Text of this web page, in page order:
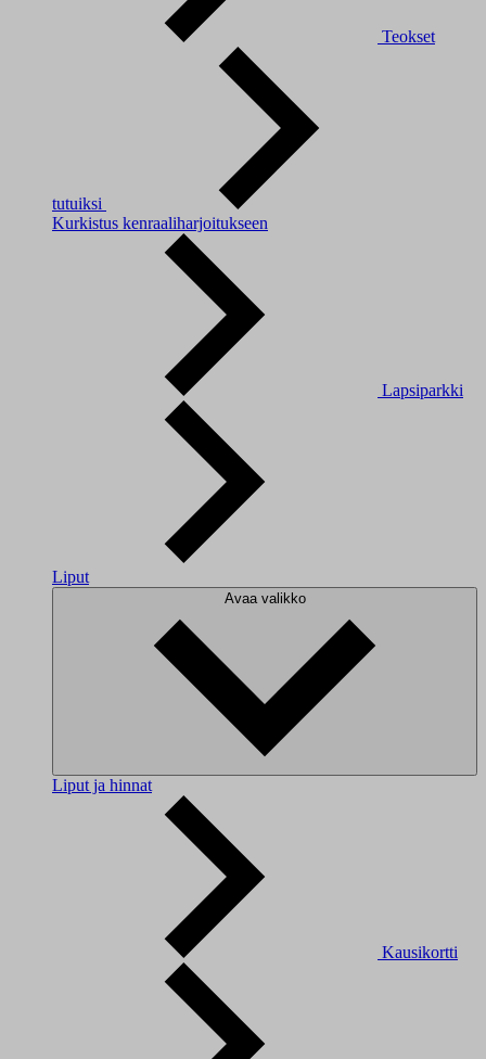
Teokset
tutuiksi
Kurkistus kenraaliharjoitukseen
Lapsiparkki
Liput
Avaa valikko
Liput ja hinnat
Kausikortti